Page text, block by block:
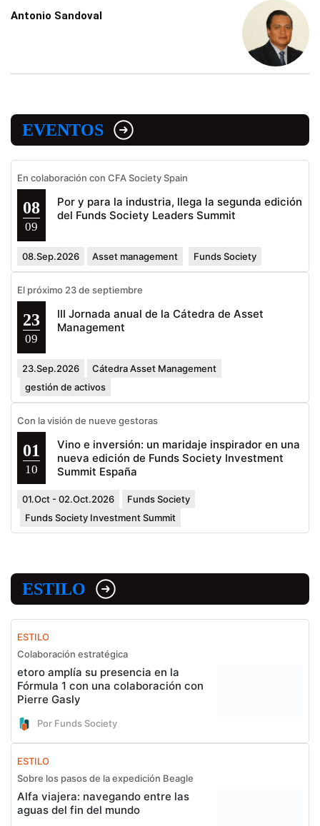
Antonio Sandoval
EVENTOS
En colaboración con CFA Society Spain
08
09
Por y para la industria, llega la segunda edición
del Funds Society Leaders Summit
08.Sep.2026 Asset management Funds Society
El próximo 23 de septiembre
23
09
III Jornada anual de la Cátedra de Asset
Management
23.Sep.2026
Cátedra Asset Management
gestión de activos
Con la visión de nueve gestoras
01
10
Vino e inversión: un maridaje inspirador en una
nueva edición de Funds Society Investment
Summit España
01.Oct - 02.Oct.2026
Funds Society
Funds Society Investment Summit
ESTILO
ESTILO
Colaboración estratégica
etoro amplía su presencia en la
Fórmula 1 con una colaboración con
Pierre Gasly
Por Funds Society
ESTILO
Sobre los pasos de la expedición Beagle
Alfa viajera: navegando entre las
aguas del fin del mundo